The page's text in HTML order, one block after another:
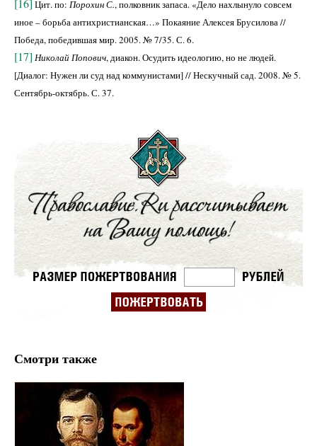
[16] Цит. по: Порохин С., полковник запаса. «Дело нахлынуло совсем
иное – борьба антихристианская…» Покаяние Алексея Брусилова //
Победа, победившая мир. 2005. № 7/35. С. 6.
[17] Николай Попович, диакон. Осудить идеологию, но не людей.
[Диалог: Нужен ли суд над коммунистами] // Нескучный сад. 2008. № 5.
Сентябрь-октябрь. С. 37.
Смотри также